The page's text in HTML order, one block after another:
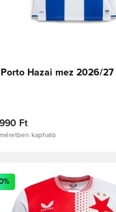
Porto Hazai mez 2026/27
Ft
kapható
való
egy modált a